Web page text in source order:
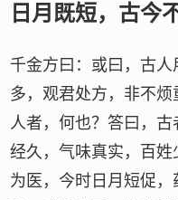
日月既短，古今
千金方曰：或曰，古
多，观君处方，非不
人者，何也？答曰，
经久，气味真实，百
为医，今时日月短促